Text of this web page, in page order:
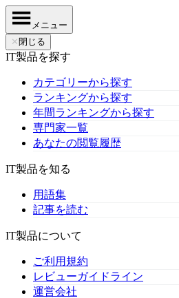
メニュー
✕ 閉じる
IT製品を探す
カテゴリーから探す
ランキングから探す
年間ランキングから探す
専門家一覧
あなたの閲覧履歴
IT製品を知る
用語集
記事を読む
IT製品について
ご利用規約
レビューガイドライン
運営会社